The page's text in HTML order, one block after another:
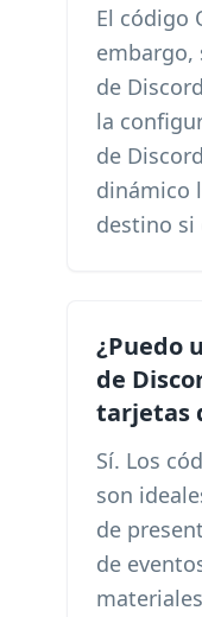
El código
embargo,
de
la
de
dinámico
destino si
¿Puedo
de
tarjetas
Sí. Los
son
de
de